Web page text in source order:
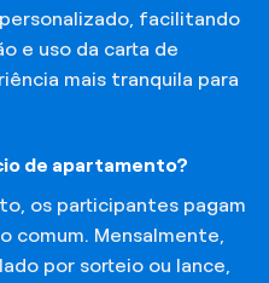
facilitando
e uso da carta de
mais tranquila para
de apartamento?
os participantes pagam
comum. Mensalmente,
por sorteio ou lance,